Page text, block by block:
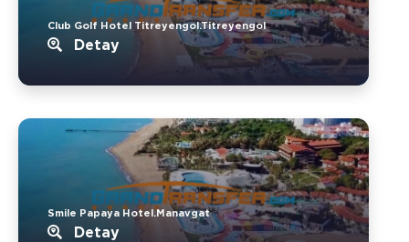
Club Golf Hotel Titreyengol.Titreyengol
Detay
Smile Papaya Hotel.Manavgat
Detay